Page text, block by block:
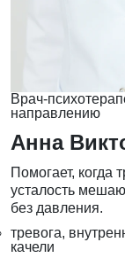
Врач-
направлению
Анна
Помогает, когда
усталость
без давления.
тревога,
качели